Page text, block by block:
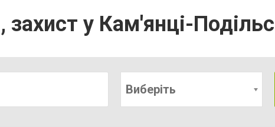
захист у Кам'янці-
Виберіть